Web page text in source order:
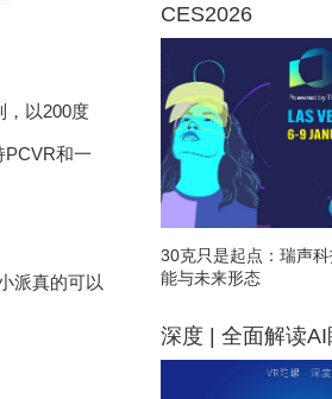
以200度
PCVR和一
派真的可以
CES2026
30克只是起点：瑞声
能与未来形态
深度 | 全面解读AI